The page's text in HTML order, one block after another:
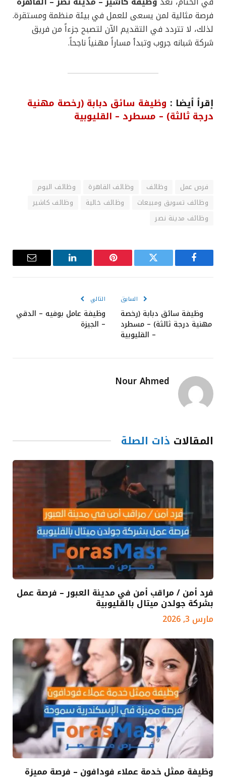
فرصة مثالية لمن يسعى للعمل في بيئة منظمة ومستقرة.
لذلك، لا تتردد في التقديم الآن لتصبح جزءاً من فريق
شركة شبانه جروب وتبدأ مساراً مهنياً ناجحاً.
إقرأ أيضا : وظيفة سائق دبابة (رخصة مهنية
درجة ثالثة) – مسطرد – القليوبية
فرص عمل وظائف وظائف القاهرة
وظائف اليوم
وظائف تسويق ومبيعات
وظائف خالية
وظائف كاشير
وظائف مدينة نصر
فيسبوك تويتر بينتيريست لينكدإن
البريد
السابق
وظيفة سائق دبابة (رخصة
مهنية درجة ثالثة) – مسطرد
– القليوبية
التالي
وظيفة عامل بوفيه – الدقي
– الجيزة
Nour Ahmed
المقالات ذات الصلة
فرد أمن / مراقب أمن في مدينة العبور – فرصة عمل
بشركة جولدن ميتال بالقليوبية
مارس 3, 2026
وظيفة ممثل خدمة عملاء فودافون – فرصة مميزة